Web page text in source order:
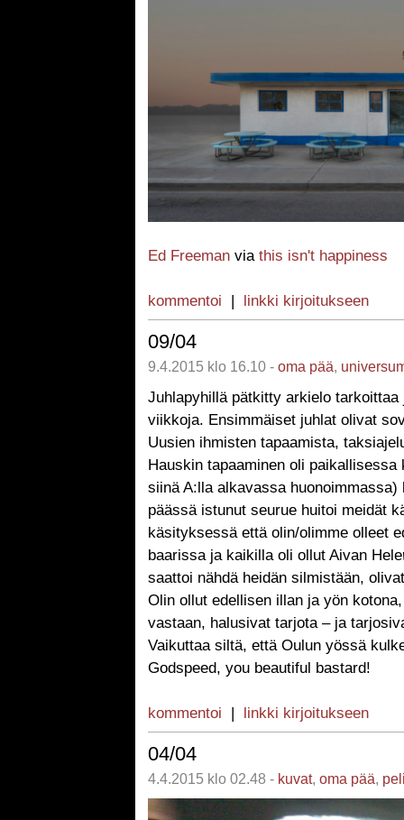
Ed Freeman via this isn't happiness
kommentoi | linkki kirjoitukseen
09/04
9.4.2015 klo 16.10 - oma pää,
Juhlapyhillä pätkitty arkielo
viikkoja. Ensimmäiset juhlat olivat
Uusien ihmisten tapaamista,
Hauskin tapaaminen oli
siinä A:lla alkavassa huonoimmassa)
päässä istunut seurue huitoi meidät
käsityksessä että olin/olimme olleet
baarissa ja kaikilla oli ollut Aivan Hele
saattoi nähdä heidän silmistään,
Olin ollut edellisen illan ja yön
vastaan, halusivat tarjota – ja
Vaikuttaa siltä, että Oulun yössä
Godspeed, you beautiful bastard!
kommentoi | linkki kirjoitukseen
04/04
4.4.2015 klo 02.48 - kuvat, oma pää,